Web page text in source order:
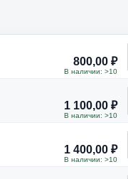
800,00 ₽
В наличии: >10
1 100,00 ₽
В наличии: >10
1 400,00 ₽
В наличии: >10